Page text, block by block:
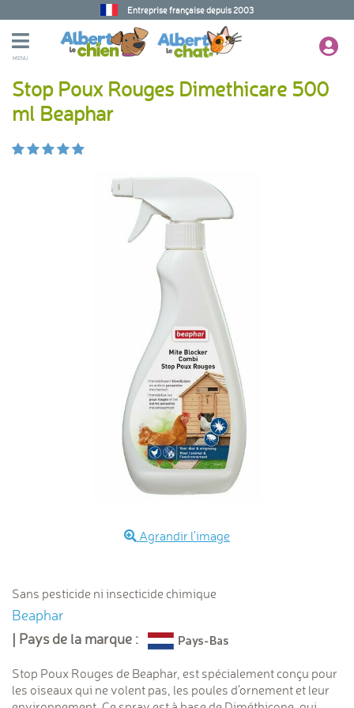
Entreprise française depuis 2003
MENU
Stop Poux Rouges Dimethicare 500
ml Beaphar
Agrandir l'image
Sans pesticide ni insecticide chimique
Beaphar
| Pays de la marque :
Stop Poux Rouges de Beaphar, est spécialement conçu pour
les oiseaux qui ne volent pas, les poules d’ornement et leur